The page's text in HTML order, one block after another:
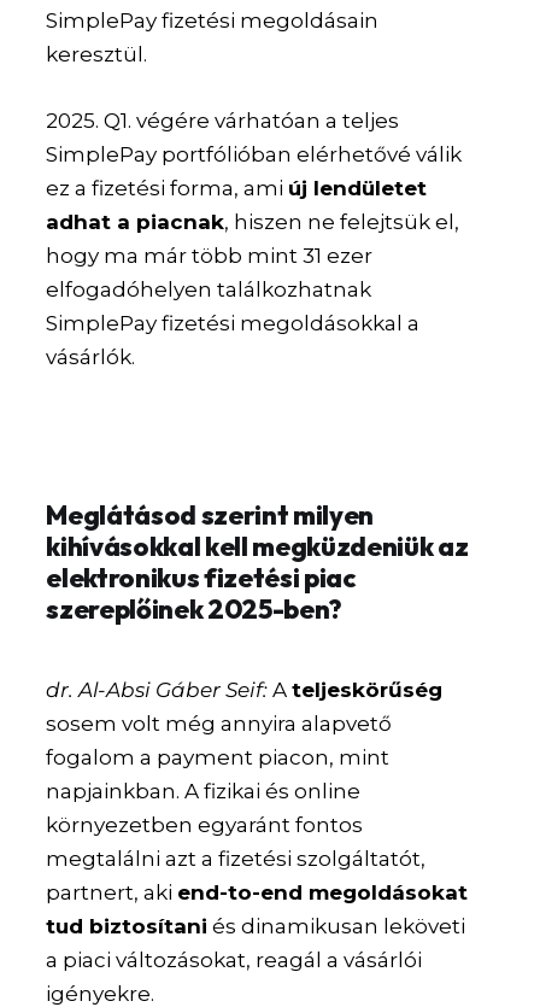
SimplePay fizetési megoldásain
keresztül.
2025. Q1. végére várhatóan a teljes
SimplePay portfólióban elérhetővé válik
ez a fizetési forma, ami új lendületet
adhat a piacnak, hiszen ne felejtsük el,
hogy ma már több mint 31 ezer
elfogadóhelyen találkozhatnak
SimplePay fizetési megoldásokkal a
vásárlók.
Meglátásod szerint milyen
kihívásokkal kell megküzdeniük az
elektronikus fizetési piac
szereplőinek 2025-ben?
dr. Al-Absi Gáber Seif: Ateljeskörűség
sosem volt még annyira alapvető
fogalom a payment piacon, mint
napjainkban. A fizikai és online
környezetben egyaránt fontos
megtalálni azt a fizetési szolgáltatót,
partnert, aki end-to-end megoldásokat
tud biztosítani és dinamikusan leköveti
a piaci változásokat, reagál a vásárlói
igényekre.